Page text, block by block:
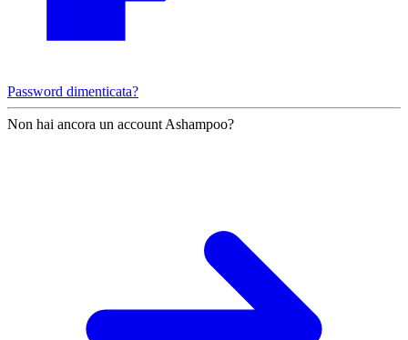
Password dimenticata?
Non hai ancora un account Ashampoo?